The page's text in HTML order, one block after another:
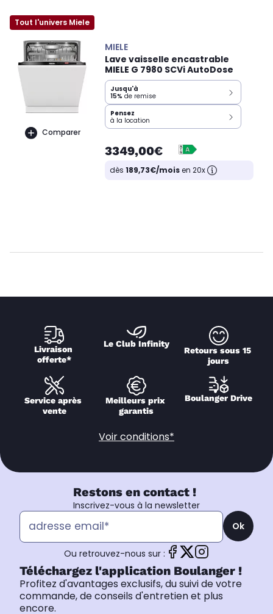
Tout l'univers Miele
Comparer
MIELE
Lave vaisselle encastrable
MIELE G 7980 SCVi AutoDose
Jusqu'à
15% de remise
Pensez
à la location
3349,00€
dès 189,73€/moisen 20x
Livraison
offerte*
Le Club Infinity
Retours sous 15
jours
Service après
vente
Meilleurs prix
garantis
Boulanger Drive
Voir conditions*
Restons en contact !
Inscrivez-vous à la newsletter
Ok
Ou retrouvez-nous sur :
Téléchargez l'application Boulanger !
Profitez d'avantages exclusifs, du suivi de votre
commande, de conseils d'entretien et plus
encore.